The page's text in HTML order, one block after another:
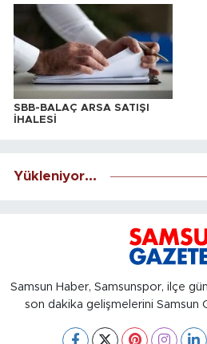
SBB-BALAÇ ARSA SATIŞI
İHALESİ
Yükleniyor...
Samsun Haber, Samsunspor, ilçe
son dakika gelişmelerini Samsun